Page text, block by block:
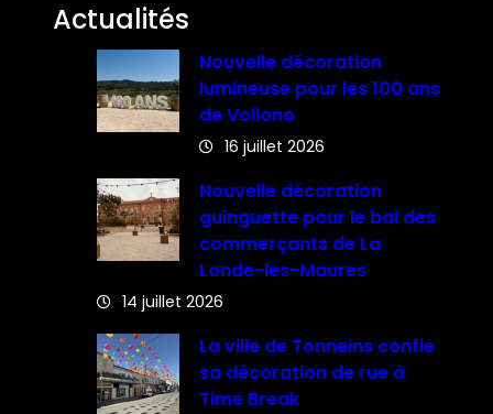
Actualités
Nouvelle décoration
lumineuse pour les 100 ans
de Vollono
16 juillet 2026
Nouvelle décoration
guinguette pour le bal des
commerçants de La
Londe-les-Maures
14 juillet 2026
La ville de Tonneins confie
sa décoration de rue à
Time Break